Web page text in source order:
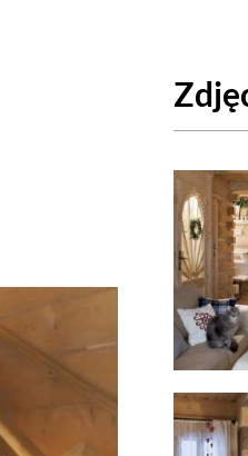
NATURALNA
ZWIERZĘTA
PRZYSTAWKI
PRZETWORY